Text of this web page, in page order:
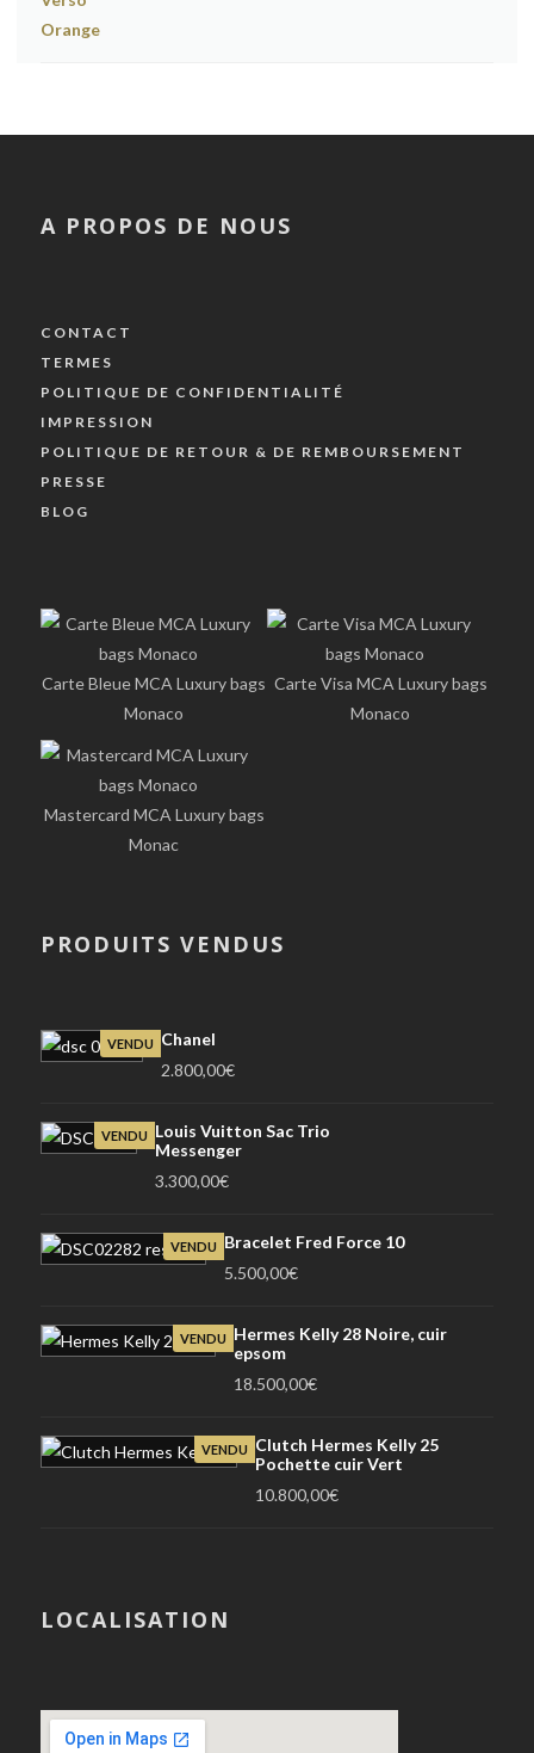
A PROPOS DE NOUS
CONTACT
TERMES
POLITIQUE DE CONFIDENTIALITÉ
IMPRESSION
POLITIQUE DE RETOUR & DE REMBOURSEMENT
PRESSE
BLOG
Carte Bleue MCA Luxury bags
Monaco
Carte Visa MCA Luxury bags
Monaco
Mastercard MCA Luxury bags
Monac
PRODUITS VENDUS
VENDU
Chanel
2.800,00€
VENDU
Louis Vuitton Sac Trio
Messenger
3.300,00€
VENDU
Bracelet Fred Force 10
5.500,00€
VENDU
Hermes Kelly 28 Noire, cuir
epsom
18.500,00€
VENDU
Clutch Hermes Kelly 25
Pochette cuir Vert
10.800,00€
LOCALISATION